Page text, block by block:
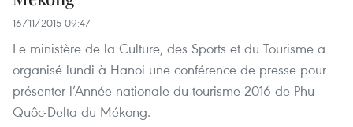
16/11/2015 09:47
Le ministère de la Culture, des Sports et du Tourisme a
organisé lundi à Hanoi une conférence de presse pour
présenter l’Année nationale du tourisme 2016 de Phu
Quôc-Delta du Mékong.